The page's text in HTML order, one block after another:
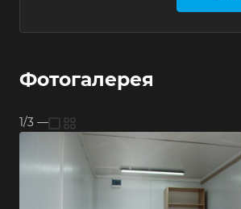
Фотогалерея
1/3 —